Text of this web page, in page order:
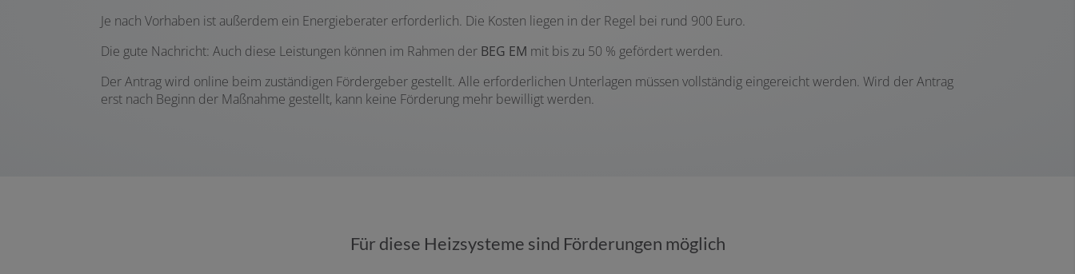
Je nach Vorhaben ist außerdem ein Energieberater erforderlich. Die Kosten liegen in der Regel bei rund 900 Euro.
Die gute Nachricht: Auch diese Leistungen können im Rahmen der BEG EM mit bis zu 50 % gefördert werden.
Der Antrag wird online beim zuständigen Fördergeber gestellt. Alle erforderlichen Unterlagen müssen vollständig eingereicht werden. Wird der Antrag
erst nach Beginn der Maßnahme gestellt, kann keine Förderung mehr bewilligt werden.
Für diese Heizsysteme sind Förderungen möglich